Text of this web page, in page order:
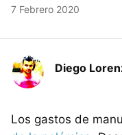
7 Febrero 2020
Diego
Los gastos de